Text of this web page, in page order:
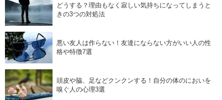
どうする？理由もなく寂しい気持ちになってしまうと
きの3つの対処法
悪い友人は作らない！友達にならない方がいい人の性
格や特徴7選
頭皮や脇、足などクンクンする！自分の体のにおいを
嗅ぐ人の心理3選